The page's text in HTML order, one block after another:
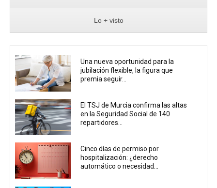
Lo + visto
Una nueva oportunidad para la
jubilación flexible, la figura que
premia seguir...
El TSJ de Murcia confirma las altas
en la Seguridad Social de 140
repartidores...
Cinco días de permiso por
hospitalización: ¿derecho
automático o necesidad...